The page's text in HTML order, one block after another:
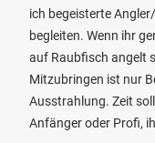
ich begeisterte
begleiten. Wenn ihr
auf Raubfisch angelt
Mitzubringen ist nur
Ausstrahlung. Zeit
Anfänger oder Profi,